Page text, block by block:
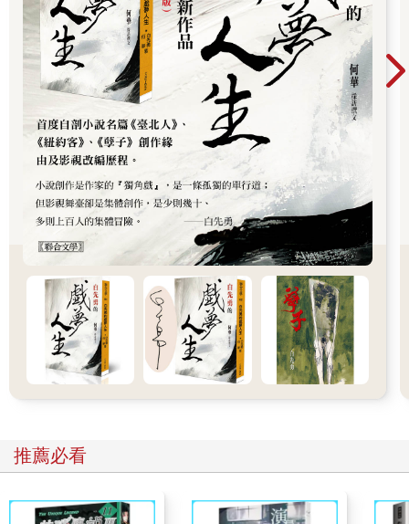
襲擊我，為了逃避那種掃興，我又傻呼呼地朝別的幻想前進。於
是我立刻生龍活虎，變回我自己，朝著異常的心象熊熊燃燒。而
且這火焰被抽象化後留在心中，彷彿這股熱情是為她而產生，在
事後加上牽強附會的注釋。──我就這樣再次欺騙自己。
如果有人怪我到此為止的敘述過於概念性有失抽象，那我只能回
答，這是因為我實在提不起勁去囉嗦描寫我在外表上和正常人的
思春期肖像毫無分別的表象。如果除去我內心不可告人的隱私，
以上和正常人的那段時期就連內心都如出一轍，到此為止我和他
們完全相同。各位不妨想像一下，一個好奇心一如常人，對人生
的慾望也一如常人，只是或許太過內省導致有點內向，動輒臉
紅，而且對容貌也沒有自信能夠受到女人青睞，只知拼命啃書，
成績還算不錯的十幾歲學生。不妨想像這個學生會怎樣憧憬女
人，怎樣內心焦灼，怎樣空虛煩悶。想必沒有比這個更容易、更
缺乏魅力的想像了。所以我當然省略了照實勾勒這種想像的無聊
描寫。內向學生那段毫無光彩的時期，與我完全相同，我立誓要
絕對忠於導演。
推薦必看